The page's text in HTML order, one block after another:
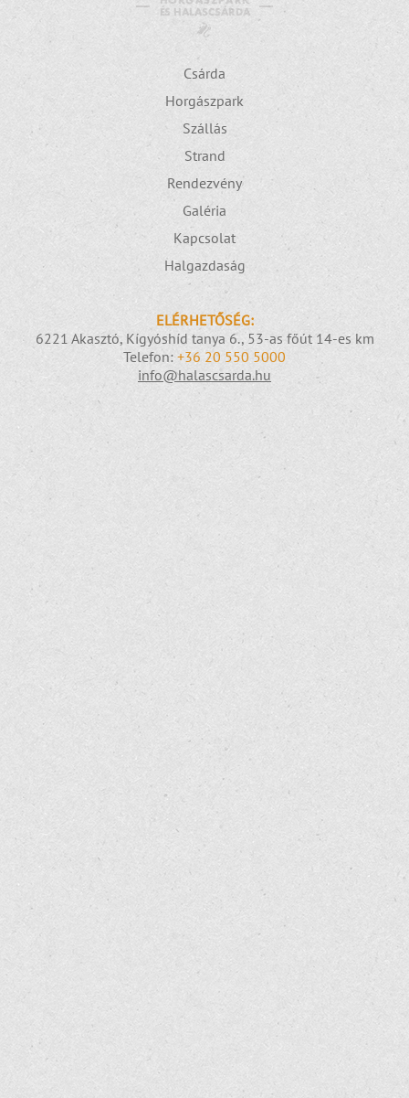
Csárda
Horgászpark
Szállás
Strand
Rendezvény
Galéria
Kapcsolat
Halgazdaság
ELÉRHETŐSÉG:
6221 Akasztó, Kígyóshíd tanya 6., 53-as főút 14-es km
Telefon: +36 20 550 5000
info@halascsarda.hu